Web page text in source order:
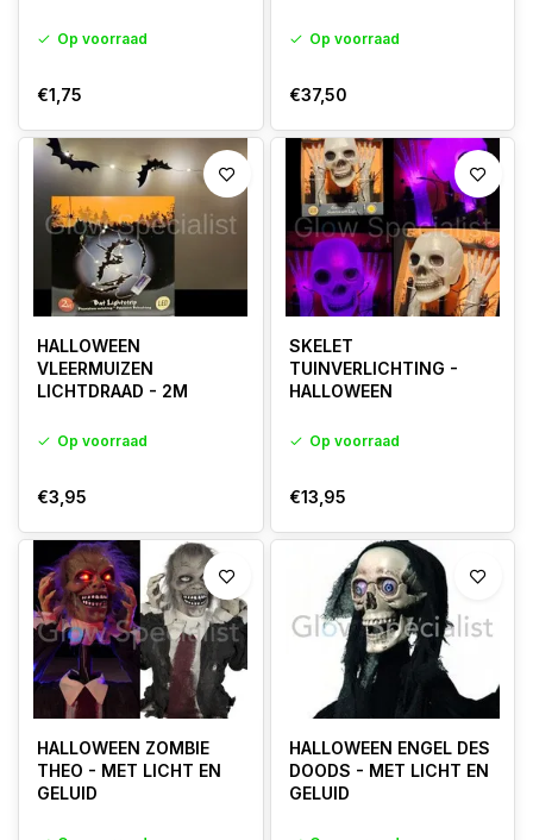
Op voorraad
€1,75
Op voorraad
€37,50
HALLOWEEN
VLEERMUIZEN
LICHTDRAAD - 2M
Op voorraad
€3,95
SKELET
TUINVERLICHTING -
HALLOWEEN
Op voorraad
€13,95
HALLOWEEN ZOMBIE
THEO - MET LICHT EN
GELUID
HALLOWEEN ENGEL DES
DOODS - MET LICHT EN
GELUID